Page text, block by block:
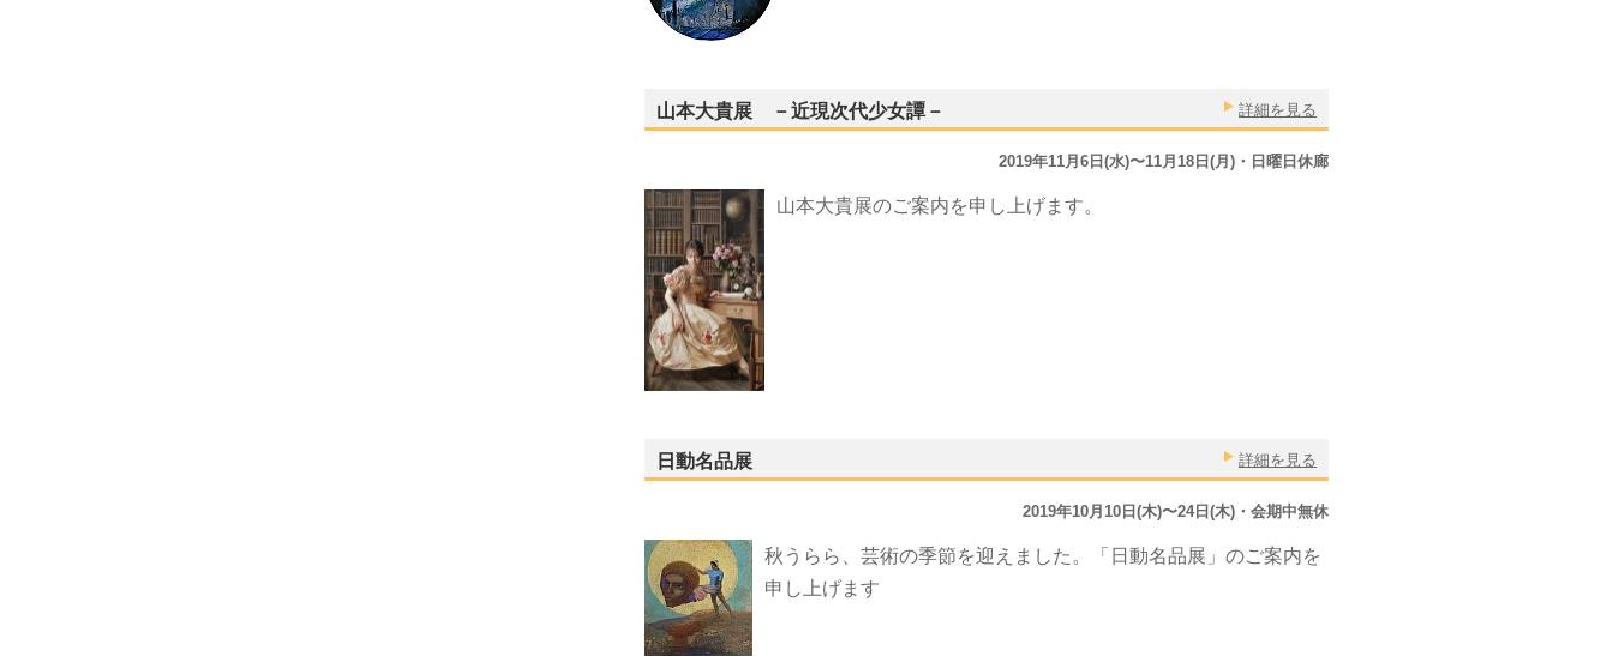
山本大貴展 －近現次代少女譚－ 詳細を見る
2019年11月6日(水)〜11月18日(月)・日曜日休廊
山本大貴展のご案内を申し上げます。
日動名品展 詳細を見る
2019年10月10日(木)〜24日(木)・会期中無休
秋うらら、芸術の季節を迎えました。「日動名品展」のご案内を
申し上げます